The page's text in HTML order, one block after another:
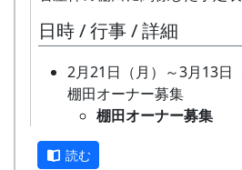
日時 / 行事 / 詳細
2月21日（月）～3月13日
棚田オーナー募集
棚田オーナー募集
読む